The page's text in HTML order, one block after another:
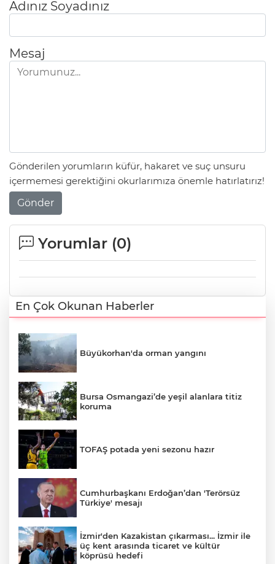
Adınız Soyadınız
Mesaj
Gönderilen yorumların küfür, hakaret ve suç unsuru
içermemesi gerektiğini okurlarımıza önemle hatırlatırız!
Gönder
Yorumlar (0)
En Çok Okunan Haberler
Büyükorhan'da orman yangını
Bursa Osmangazi’de yeşil alanlara titiz
koruma
TOFAŞ potada yeni sezonu hazır
Cumhurbaşkanı Erdoğan’dan 'Terörsüz
Türkiye' mesajı
İzmir'den Kazakistan çıkarması... İzmir ile
üç kent arasında ticaret ve kültür
köprüsü hedefi